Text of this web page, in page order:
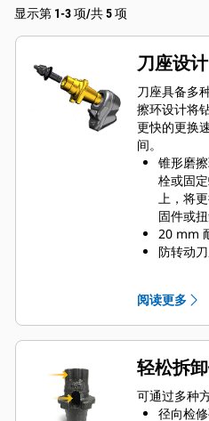
显示第 1-3 项/共 5 项
刀座设计
刀座具备多
擦环设计将
更快的更换
间。
锥形磨
栓或固
上，将
固件或
20 mm
防转动
钻齿旋
刀座可
25 mm
用需求
阅读更多
轻松拆
可通过多种
径向检